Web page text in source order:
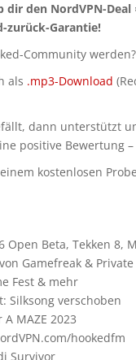
dir den NordVPN-
zurück-Garantie!
Community
als .mp3-Download
dann unterstützt
positive Bewertung
kostenlosen
Open Beta, Tekken 8,
Gamefreak &
Fest & mehr
Silksong verschoben
MAZE 2023
hookedfm
Survivor